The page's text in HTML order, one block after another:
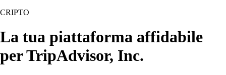
CRIPTO
La tua piattaforma affidabile
per TripAdvisor, Inc.